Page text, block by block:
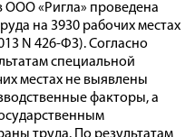
ООО «Ригла» проведена
на 3930 рабочих местах
N 426-ФЗ). Согласно
специальной
местах не выявлены
факторы, а